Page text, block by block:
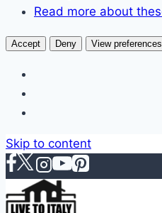
Read more about
Accept Deny View preferences
Skip to content